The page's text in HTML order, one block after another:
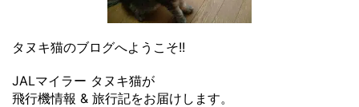
タヌキ猫のブログへようこそ!!
JALマイラー タヌキ猫が
飛行機情報 & 旅行記をお届けします。